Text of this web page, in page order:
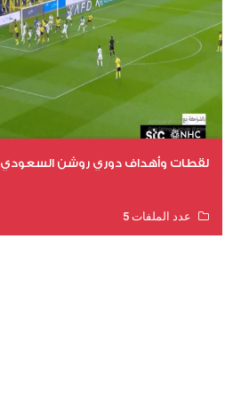
لقطات وأهداف دوري روشن السعودي
عدد الملفات 5